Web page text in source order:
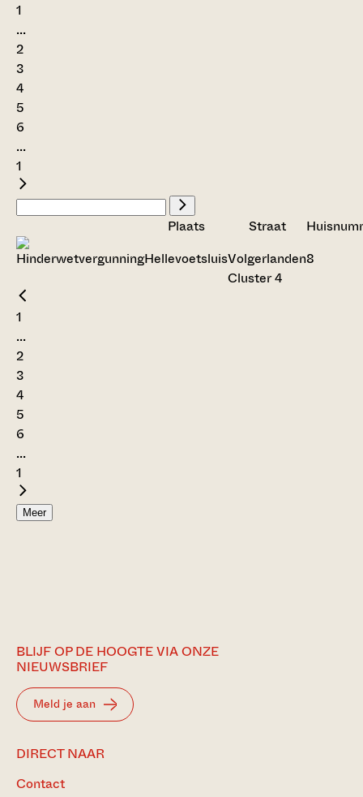
1
...
2
3
4
5
6
...
1
Plaats Straat
HellevoetsluisVolgerlanden
Cluster 4
8
1
...
2
3
4
5
6
...
1
Meer
BLIJF OP DE HOOGTE VIA ONZE
NIEUWSBRIEF
Meld je aan
DIRECT NAAR
Contact